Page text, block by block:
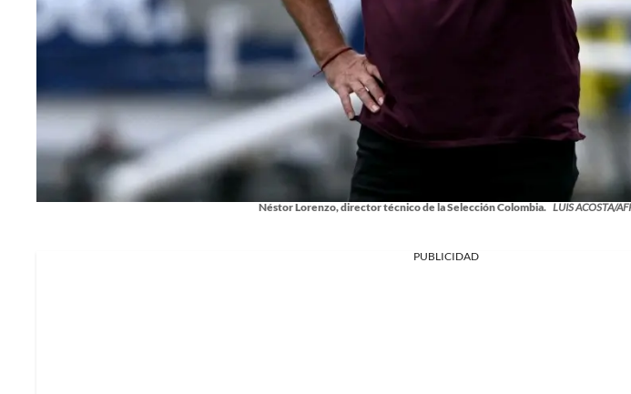
Néstor Lorenzo, director técnico de la Selección Colombia. LUIS ACOSTA/
PUBLICIDAD